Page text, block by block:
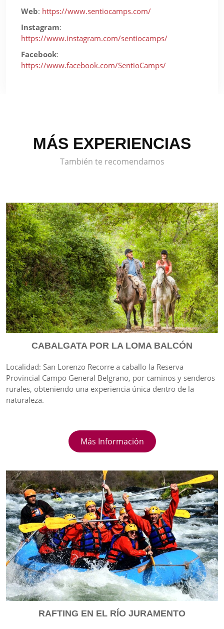
Web: https://www.sentiocamps.com/
Instagram:
https://www.instagram.com/sentiocamps/
Facebook:
https://www.facebook.com/SentioCamps/
MÁS EXPERIENCIAS
También te recomendamos
CABALGATA POR LA LOMA BALCÓN
Localidad: San Lorenzo Recorre a caballo la Reserva
Provincial Campo General Belgrano, por caminos y senderos
rurales, obteniendo una experiencia única dentro de la
naturaleza.
Más Información
RAFTING EN EL RÍO JURAMENTO